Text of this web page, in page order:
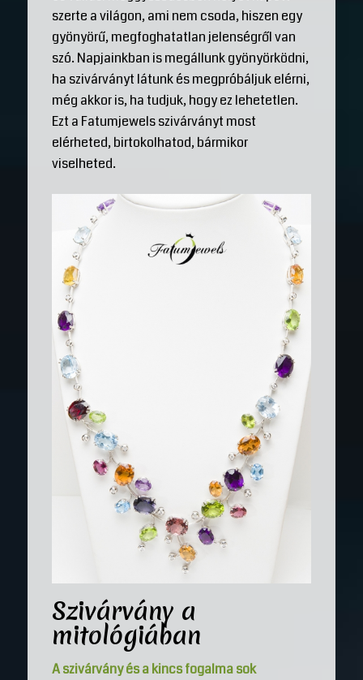
szerte a világon, ami nem csoda, hiszen egy
gyönyörű, megfoghatatlan jelenségről van
szó. Napjainkban is megállunk gyönyörködni,
ha szivárványt látunk és megpróbáljuk elérni,
még akkor is, ha tudjuk, hogy ez lehetetlen.
Ezt a Fatumjewels szivárványt most
elérheted, birtokolhatod, bármikor
viselheted.
Szivárvány a
mitológiában
A szivárvány és a kincs fogalma sok